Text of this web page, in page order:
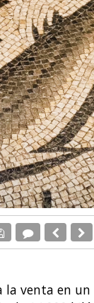
la venta en